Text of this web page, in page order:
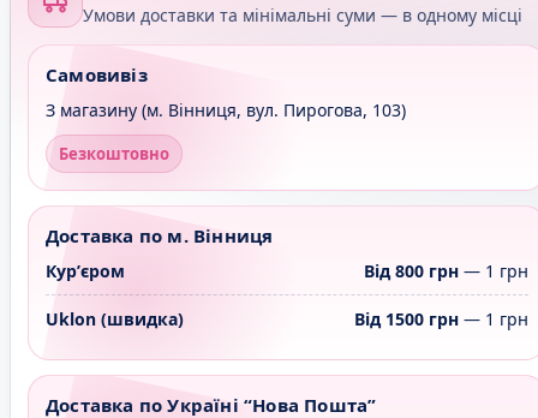
Умови доставки та мінімальні суми — в одному місці
Самовивіз
З магазину (м. Вінниця, вул. Пирогова, 103)
Безкоштовно
Доставка по м. Вінниця
Курʼєром Від 800 грн — 1 грн
Uklon (швидка) Від 1500 грн — 1 грн
Доставка по Україні “Нова Пошта”